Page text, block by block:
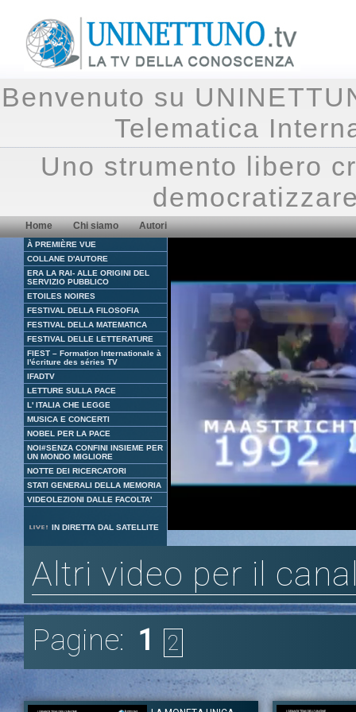
Benvenuto su
Telematica
Uno strumento libero
Home Chi siamo Autori
À PREMIÈRE VUE
COLLANE D'AUTORE
ERA LA RAI- ALLE ORIGINI DEL
SERVIZIO PUBBLICO
ETOILES NOIRES
FESTIVAL DELLA FILOSOFIA
FESTIVAL DELLA MATEMATICA
FESTIVAL DELLE LETTERATURE
FIEST – Formation Internationale à
l'écriture des séries TV
IFADTV
LETTURE SULLA PACE
L' ITALIA CHE LEGGE
MUSICA E CONCERTI
NOBEL PER LA PACE
NOI#SENZA CONFINI INSIEME PER
UN MONDO MIGLIORE
NOTTE DEI RICERCATORI
STATI GENERALI DELLA MEMORIA
VIDEOLEZIONI DALLE FACOLTA'
IN DIRETTA DAL SATELLITE
21.90%
Altri video per il
Pagine: 1 2